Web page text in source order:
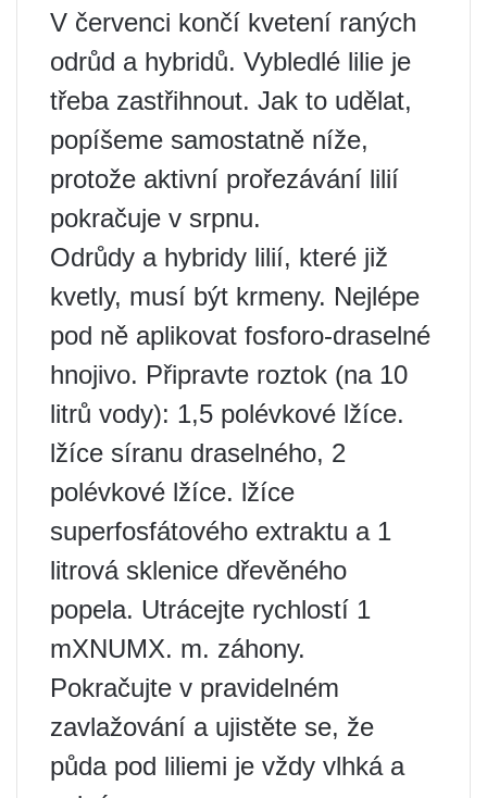
V červenci končí kvetení raných
odrůd a hybridů. Vybledlé lilie je
třeba zastřihnout. Jak to udělat,
popíšeme samostatně níže,
protože aktivní prořezávání lilií
pokračuje v srpnu.
Odrůdy a hybridy lilií, které již
kvetly, musí být krmeny. Nejlépe
pod ně aplikovat fosforo-draselné
hnojivo. Připravte roztok (na 10
litrů vody): 1,5 polévkové lžíce.
lžíce síranu draselného, ​​2
polévkové lžíce. lžíce
superfosfátového extraktu a 1
litrová sklenice dřevěného
popela. Utrácejte rychlostí 1
mXNUMX. m. záhony.
Pokračujte v pravidelném
zavlažování a ujistěte se, že
půda pod liliemi je vždy vlhká a